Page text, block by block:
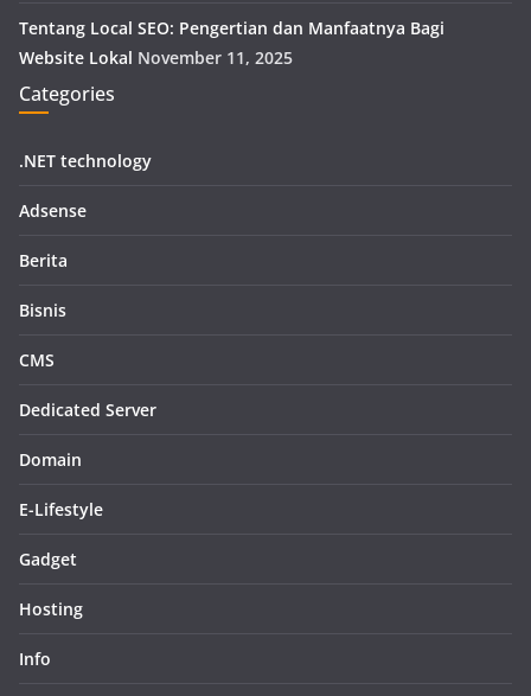
Tentang Local SEO: Pengertian dan Manfaatnya Bagi
Website Lokal November 11, 2025
Categories
.NET technology
Adsense
Berita
Bisnis
CMS
Dedicated Server
Domain
E-Lifestyle
Gadget
Hosting
Info